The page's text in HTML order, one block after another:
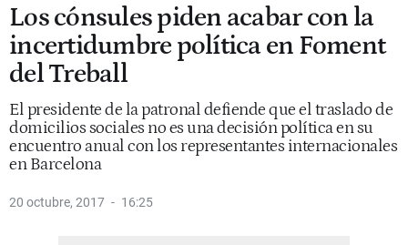
Los cónsules piden acabar con la
incertidumbre política en Foment
del Treball
El presidente de la patronal defiende que el traslado de
domicilios sociales no es una decisión política en su
encuentro anual con los representantes internacionales
en Barcelona
20 octubre, 2017 16:25